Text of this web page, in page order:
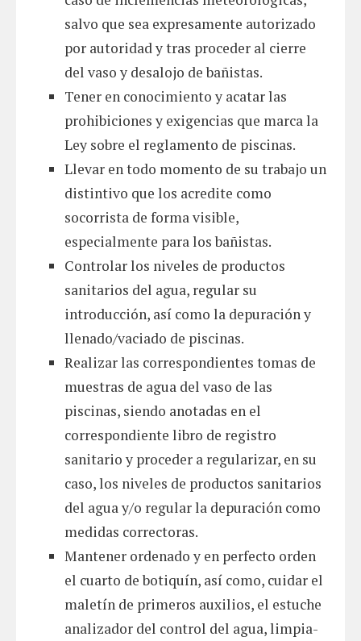
salvo que sea expresamente autorizado
por autoridad y tras proceder al cierre
del vaso y desalojo de bañistas.
Tener en conocimiento y acatar las
prohibiciones y exigencias que marca la
Ley sobre el reglamento de piscinas.
Llevar en todo momento de su trabajo un
distintivo que los acredite como
socorrista de forma visible,
especialmente para los bañistas.
Controlar los niveles de productos
sanitarios del agua, regular su
introducción, así como la depuración y
llenado/vaciado de piscinas.
Realizar las correspondientes tomas de
muestras de agua del vaso de las
piscinas, siendo anotadas en el
correspondiente libro de registro
sanitario y proceder a regularizar, en su
caso, los niveles de productos sanitarios
del agua y/o regular la depuración como
medidas correctoras.
Mantener ordenado y en perfecto orden
el cuarto de botiquín, así como, cuidar el
maletín de primeros auxilios, el estuche
analizador del control del agua, limpia-